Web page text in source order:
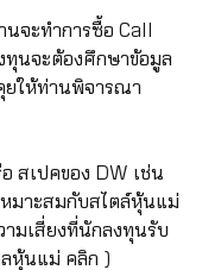
จะทำการซื้อ Call
นจะต้องศึกษาข้อมูล
ยให้ท่านพิจารณา
สเปคของ DW เช่น
มาะสมกับสไตล์หุ้นแม่
มเสี่ยงที่นักลงทุนรับ
ลหุ้นแม่ คลิก )